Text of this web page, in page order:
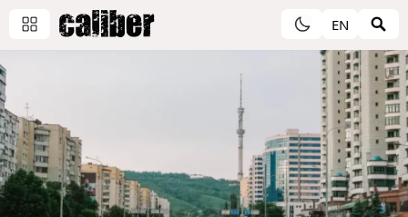
EN